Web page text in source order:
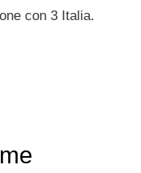
con 3 Italia.